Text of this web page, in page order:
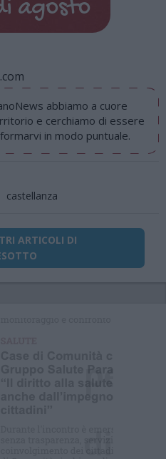
agosto
abbiamo a cuore
e cerchiamo di essere
in modo puntuale.
castellanza
ARTICOLI DI